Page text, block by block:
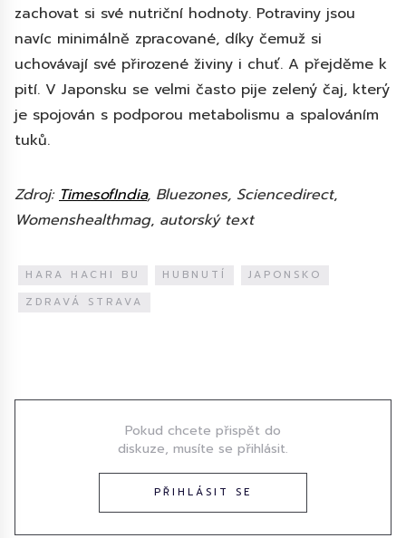
zachovat si své nutriční hodnoty. Potraviny jsou
navíc minimálně zpracované, díky čemuž si
uchovávají své přirozené živiny i chuť. A přejděme k
pití. V Japonsku se velmi často pije zelený čaj, který
je spojován s podporou metabolismu a spalováním
tuků.
Zdroj: TimesofIndia, Bluezones, Sciencedirect,
Womenshealthmag, autorský text
HARA HACHI BU HUBNUTÍ
JAPONSKO
ZDRAVÁ STRAVA
Pokud chcete přispět do
diskuze, musíte se přihlásit.
PŘIHLÁSIT SE